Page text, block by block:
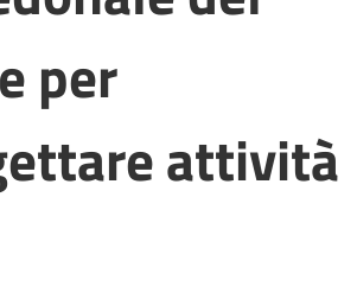
per
attività